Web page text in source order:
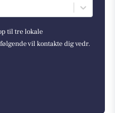
til tre lokale
vil kontakte dig vedr.